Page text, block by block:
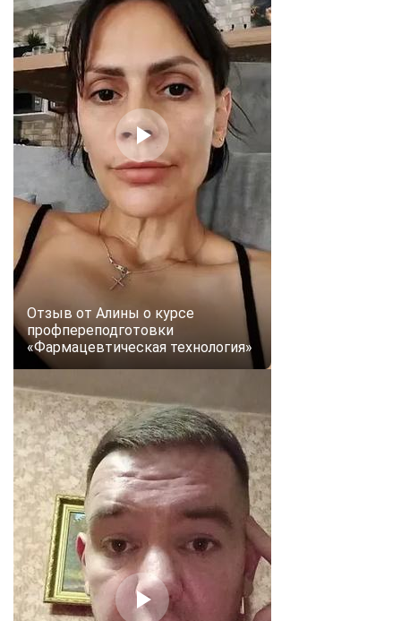
Отзыв от Алины о курсе
профпереподготовки
«Фармацевтическая технология»